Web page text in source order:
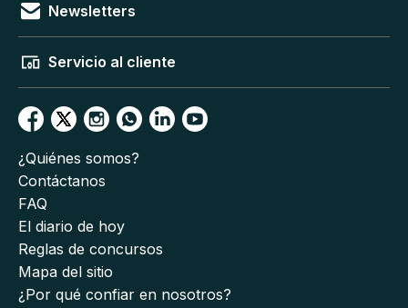
Newsletters
Servicio al cliente
¿Quiénes somos?
Contáctanos
FAQ
El diario de hoy
Reglas de concursos
Mapa del sitio
¿Por qué confiar en nosotros?